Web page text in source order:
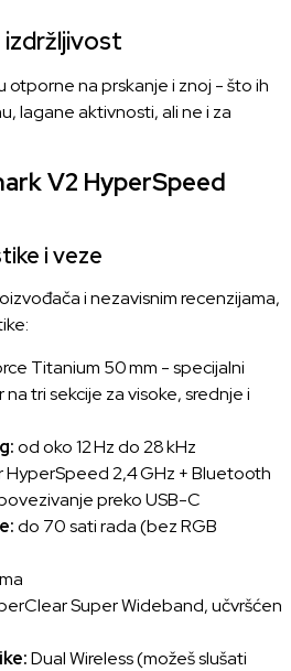
otporne na prskanje i znoj - što ih
lagane aktivnosti, ali ne i za
V2 HyperSpeed
i veze
i nezavisnim recenzijama,
Titanium 50 mm - specijalni
tri sekcije za visoke, srednje i
od oko 12 Hz do 28 kHz
HyperSpeed 2,4 GHz + Bluetooth
preko USB-C
do 70 sati rada (bez RGB
Super Wideband, učvršćen
Dual Wireless (možeš slušati